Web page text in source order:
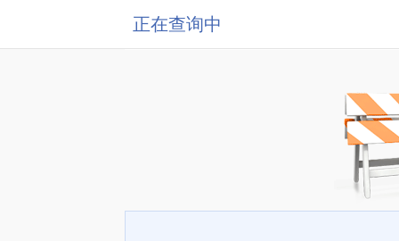
正在查询中